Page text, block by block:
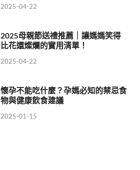
2025-04-22
2025母親節送禮推薦｜讓媽媽笑得
比花還燦爛的實用清單！
2025-04-22
懷孕不能吃什麼？孕媽必知的禁忌食
物與健康飲食建議
2025-01-15